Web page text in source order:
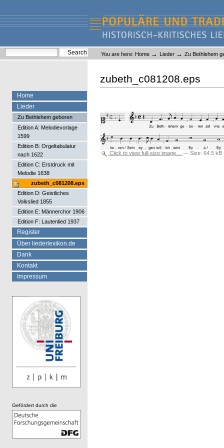
content.
navigation
Liederlexikon
Personal
tools
You are here: Home → Lieder → Zu Bethlehem
zubeth_c081208.eps
Click to view full-size image… —Size:64.5 kB
Home
Lieder
Zu Bethlehem geboren
Edition A: Melodievorlage
1599
Edition B: Orgeltabulatur
nach 1622
Edition C: Erstdruck mit
Melodie 1638
zubeth_c081208.eps
Edition D: Geistliches
Volkslied 1855
Edition E: Männerchor 1906
Edition F: Lautenlied 1937
Register
Über liederlexikon.de
Dank
Kontakt
Impressum
Gefördert durch die